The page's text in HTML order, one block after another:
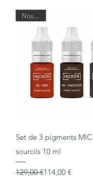
Aperçu rapide
Nouveau
Set de 3 pigments
sourcils 10 ml
Prix original
129,00 €
Prix promotionnel
114,00 €